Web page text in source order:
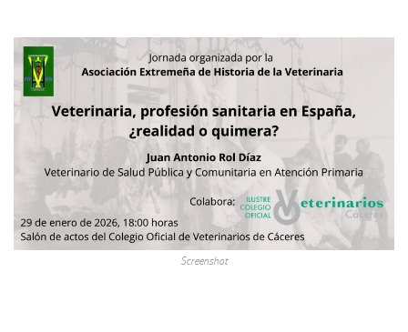
Screenshot